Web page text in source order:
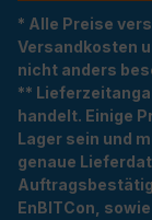
* Alle Preise
Versandkosten
nicht anders
**
handelt. Einige
Lager sein und
genaue
EnBITCon,